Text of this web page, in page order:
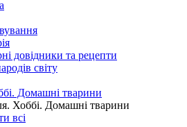
довідники та рецепти
світу
Домашні тварини
Хоббі. Домашні тварини
всі